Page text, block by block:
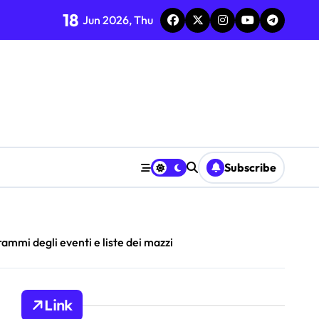
gioco, considerazioni sul formato
Impatto del Formato
18 Jun 2026, Thu
Subscribe
degli eventi e liste dei mazzi
Link